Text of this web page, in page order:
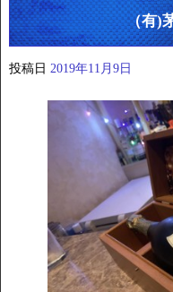
（有)
投稿日 2019年11月9日